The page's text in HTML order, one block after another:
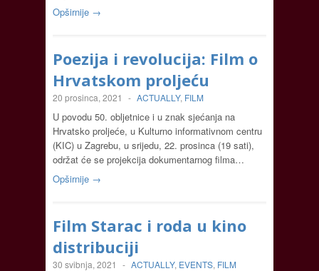
Opširnije →
Poezija i revolucija: Film o
Hrvatskom proljeću
20 prosinca, 2021 - ACTUALLY, FILM
U povodu 50. obljetnice i u znak sjećanja na
Hrvatsko proljeće, u Kulturno informativnom centru
(KIC) u Zagrebu, u srijedu, 22. prosinca (19 sati),
održat će se projekcija dokumentarnog filma…
Opširnije →
Film Starac i roda u kino
distribuciji
30 svibnja, 2021 - ACTUALLY, EVENTS, FILM